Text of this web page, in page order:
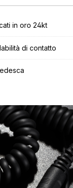
in oro 24kt
di contatto